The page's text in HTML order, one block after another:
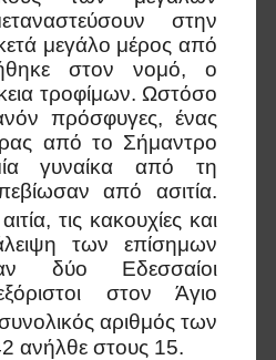
στην
μεγάλο μέρος από
στον νομό, ο
τροφίμων. Ωστόσο
πρόσφυγες, ένας
από το Σήμαντρο
γυναίκα από τη
από ασιτία.
τις κακουχίες και
των επίσημων
δύο Εδεσσαίοι
στον Άγιο
αριθμός των
ανήλθε στους 15.